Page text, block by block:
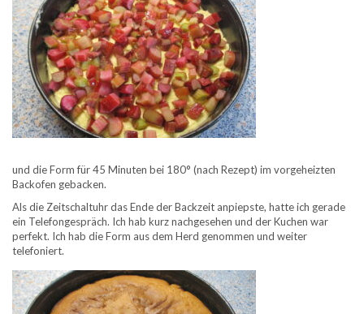
und die Form für 45 Minuten bei 180° (nach Rezept) im vorgeheizten
Backofen gebacken.
Als die Zeitschaltuhr das Ende der Backzeit anpiepste, hatte ich gerade
ein Telefongespräch. Ich hab kurz nachgesehen und der Kuchen war
perfekt. Ich hab die Form aus dem Herd genommen und weiter
telefoniert.